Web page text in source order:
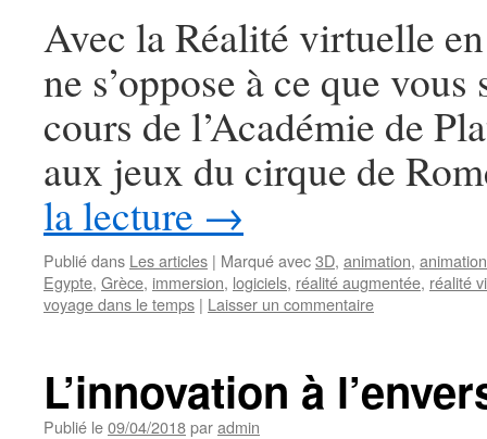
Avec la Réalité virtuelle
ne s’oppose à ce que
cours de l’Académie de
aux jeux du cirque de
la lecture →
Publié dans Les articles | Marqué avec3D, animation,
Egypte, Grèce, immersion, logiciels, réalité augmentée, réalité
voyage dans le temps | Laisser un commentaire
L’innovation à
Publié le09/04/2018paradmin